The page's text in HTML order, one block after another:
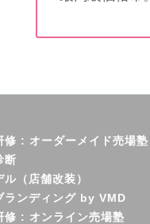
修 : オーダーメイド売場塾
断
ル（店舗改装）
ランディング by VMD
修 : オンライン売場塾